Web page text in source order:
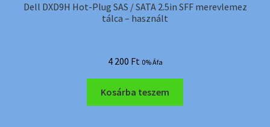
Dell DXD9H Hot-Plug SAS / SATA 2.5in SFF merevlemez
tálca – használt
4 200 Ft 0% Áfa
Kosárba teszem